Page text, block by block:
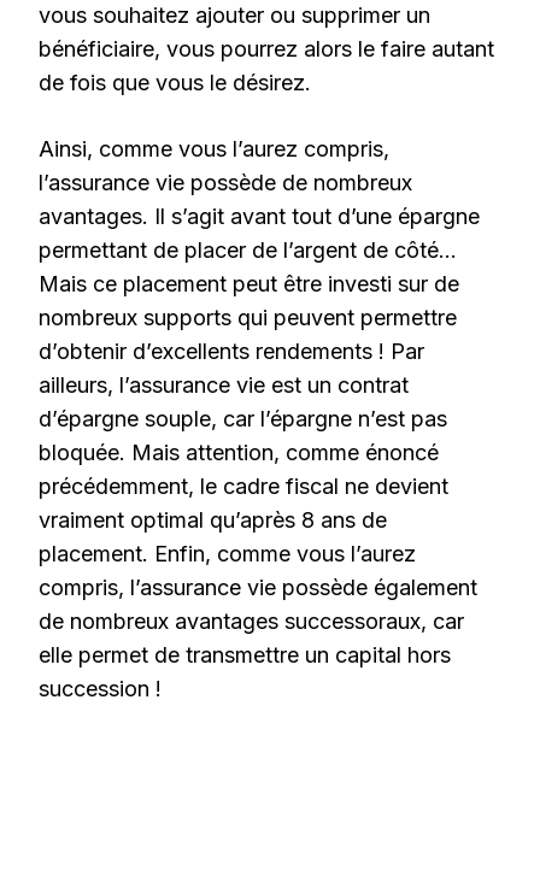
vous souhaitez ajouter ou supprimer un
bénéficiaire, vous pourrez alors le faire autant
de fois que vous le désirez.
Ainsi, comme vous l’aurez compris,
l’assurance vie possède de nombreux
avantages. Il s’agit avant tout d’une épargne
permettant de placer de l’argent de côté…
Mais ce placement peut être investi sur de
nombreux supports qui peuvent permettre
d’obtenir d’excellents rendements ! Par
ailleurs, l’assurance vie est un contrat
d’épargne souple, car l’épargne n’est pas
bloquée. Mais attention, comme énoncé
précédemment, le cadre fiscal ne devient
vraiment optimal qu’après 8 ans de
placement. Enfin, comme vous l’aurez
compris, l’assurance vie possède également
de nombreux avantages successoraux, car
elle permet de transmettre un capital hors
succession !